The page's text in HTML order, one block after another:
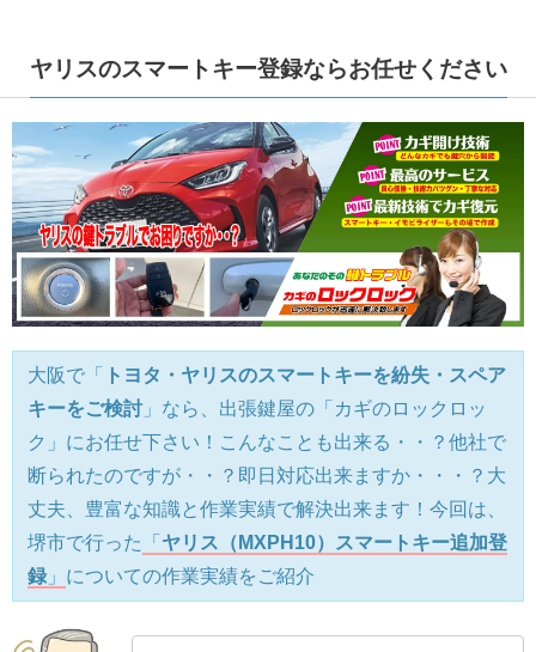
ヤリスのスマートキー登録ならお任せください
大阪で「
トヨタ・ヤリスのスマートキーを紛失・スペア
キーをご検討 」なら、出張鍵屋の「カギのロックロッ
ク」にお任せ下さい！こんなことも出来る・・？他社で
断られたのですが・・？即日対応出来ますか・・・？大
丈夫、豊富な知識と作業実績で解決出来ます！今回は、
堺市で行った
「 ヤリス（MXPH10）スマートキー追加登
録 」 についての作業実績をご紹介